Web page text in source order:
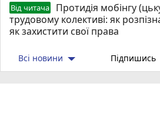
Від читача
Протидія мобінгу
трудовому колективі: як
як захистити свої права
Всі новини Підпишись